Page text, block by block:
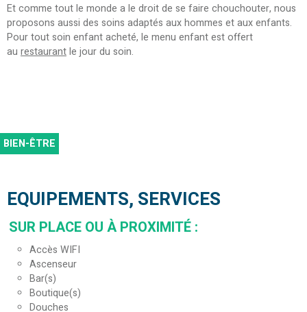
Et comme tout le monde a le droit de se faire chouchouter, nous
proposons aussi des soins adaptés aux hommes et aux enfants.
Pour tout soin enfant acheté, le menu enfant est offert
au restaurantle jour du soin.
BIEN-ÊTRE
EQUIPEMENTS, SERVICES
SUR PLACE OU À PROXIMITÉ :
Accès WIFI
Ascenseur
Bar(s)
Boutique(s)
Douches